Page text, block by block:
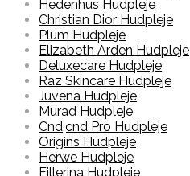
Hedenhus Hudpleje
Christian Dior Hudpleje
Plum Hudpleje
Elizabeth Arden Hudpleje
Deluxecare Hudpleje
Raz Skincare Hudpleje
Juvena Hudpleje
Murad Hudpleje
Cnd,cnd Pro Hudpleje
Origins Hudpleje
Herwe Hudpleje
Fillerina Hudpleje